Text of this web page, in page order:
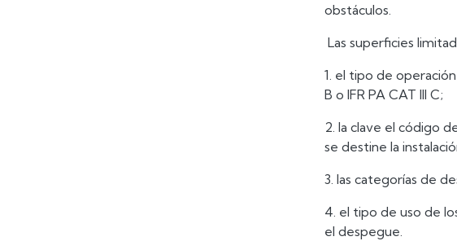
obstáculos.
Las superficies
1. el tipo de operación
B o IFR PA CAT III C;
2. la clave el código
se destine la
3. las categorías de
4. el tipo de uso de
el despegue.